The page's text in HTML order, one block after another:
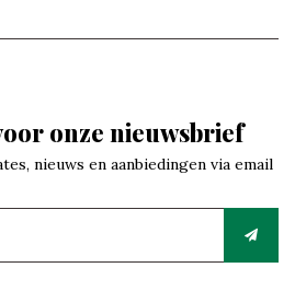
onze nieuwsbrief
nieuws en aanbiedingen via email